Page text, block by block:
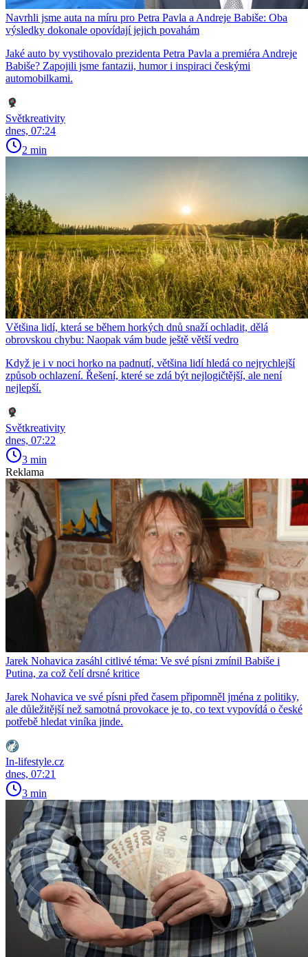
Navrhli jsme auta na míru pro Petra Pavla a Andreje Babiše: Oba
výsledky dokonale opovídají jejich povahám
Jaké auto by vystihovalo prezidenta Petra Pavla a premiéra Andreje
Babiše? Zapojili jsme fantazii, humor i inspiraci českými
automobilkami.
Světkreativity
dnes, 07:24
2 min
Většina lidí, která se během horkých dnů snaží ochladit, dělá
obrovskou chybu: Naopak vám bude ještě větší vedro
Když je i v noci horko na padnutí, většina lidí hledá co nejrychlejší
způsob ochlazení. Řešení, které se zdá být nejlogičtější, ale není
nejlepší.
Světkreativity
dnes, 07:22
3 min
Reklama
Jarek Nohavica zasáhl citlivé téma: Ve své písni zmínil Babiše i
Putina, za což čelí drsné kritice
Jarek Nohavica ve své písni před časem připomněl jména z politiky,
ale důležitější než samotná provokace je to, co text vypovídá o české
potřebě hledat viníka jinde.
In-lifestyle.cz
dnes, 07:21
3 min